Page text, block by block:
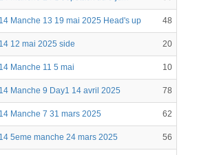
Manche 13 19 mai 2025 Head's up 48
12 mai 2025 side 20
Manche 11 5 mai 10
Manche 9 Day1 14 avril 2025 78
Manche 7 31 mars 2025 62
5eme manche 24 mars 2025 56